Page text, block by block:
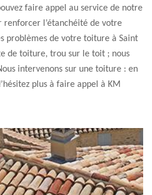
faire appel au service de notre
renforcer l’étanchéité de votre
problèmes de votre toiture à Saint
de toiture, trou sur le toit ; nous
intervenons sur une toiture : en
plus à faire appel à KM